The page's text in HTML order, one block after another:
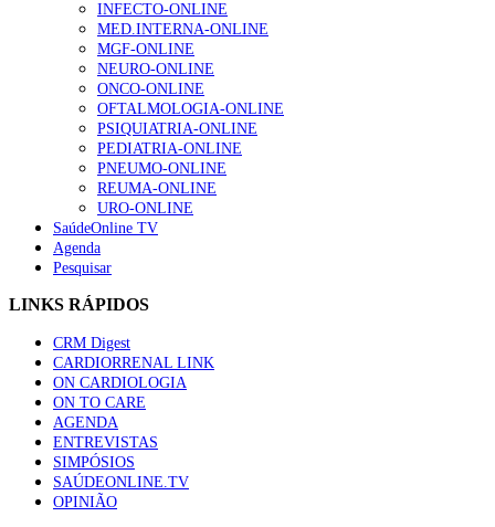
Alguns milhares de utentes podem ficar sem médico de
família com nova regras do registo, alerta associação
132 visualizações
“Os programas de rastreio do cancro do pulmão são
custo-efetivos e representam um investimento
sustentável para os sistemas de saúde”
93 visualizações
apresentavam níveis elevados de Lp(a), revela estudo
Trodelvy aprovado para primeira linha no cancro da
mama triplo negativo metastático em doentes não
elegíveis para inibidores PD-(L)1
61 visualizações
INFECTO-ONLINE
MED.INTERNA-ONLINE
MGF-ONLINE
NEURO-ONLINE
ONCO-ONLINE
OFTALMOLOGIA-ONLINE
PSIQUIATRIA-ONLINE
PEDIATRIA-ONLINE
PNEUMO-ONLINE
REUMA-ONLINE
URO-ONLINE
SaúdeOnline TV
Agenda
Pesquisar
LINKS RÁPIDOS
CRM Digest
CARDIORRENAL LINK
ON CARDIOLOGIA
ON TO CARE
AGENDA
ENTREVISTAS
SIMPÓSIOS
SAÚDEONLINE.TV
OPINIÃO